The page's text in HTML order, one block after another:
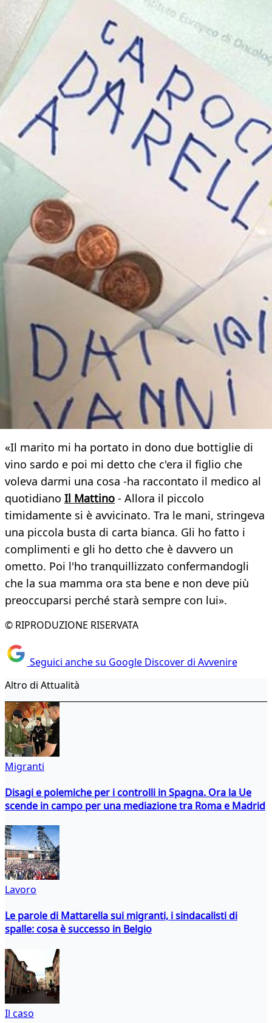
«Il marito mi ha portato in dono due bottiglie di
vino sardo e poi mi detto che c'era il figlio che
voleva darmi una cosa -ha raccontato il medico al
quotidiano Il Mattino - Allora il piccolo
timidamente si è avvicinato. Tra le mani, stringeva
una piccola busta di carta bianca. Gli ho fatto i
complimenti e gli ho detto che è davvero un
ometto. Poi l'ho tranquillizzato confermandogli
che la sua mamma ora sta bene e non deve più
preoccuparsi perché starà sempre con lui».
© RIPRODUZIONE RISERVATA
Seguici anche su Google Discover di Avvenire
Altro di Attualità
Migranti
Disagi e polemiche per i controlli in Spagna. Ora la Ue
scende in campo per una mediazione tra Roma e Madrid
Lavoro
Le parole di Mattarella sui migranti, i sindacalisti di
spalle: cosa è successo in Belgio
Il caso